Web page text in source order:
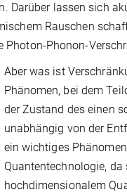
Darüber lassen sich
Rauschen
Phonon-
Aber was ist
Phänomen, bei dem
der Zustand des einen
unabhängig von der
ein wichtiges
Quantentechnologie,
hochdimensionalem